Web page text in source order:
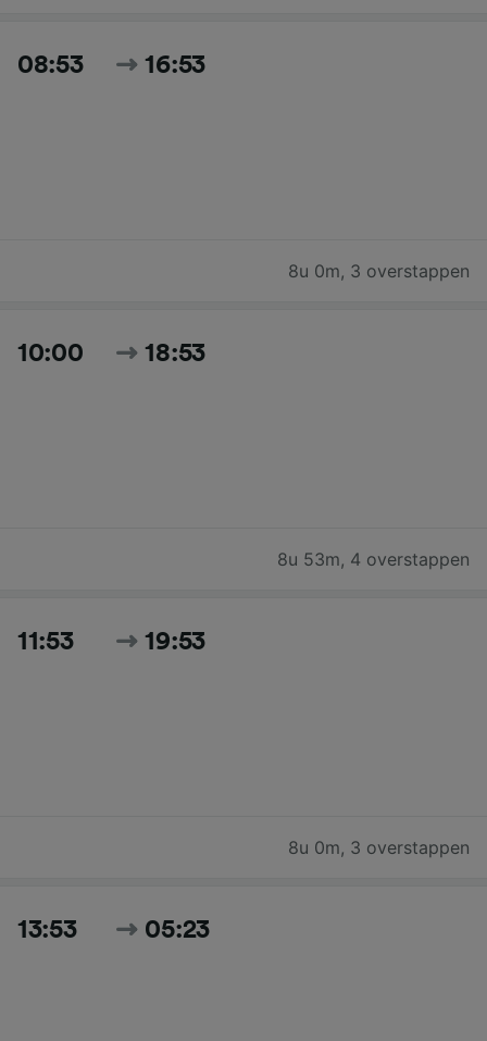
08:53 16:53
8u 0m, 3 overstappen
10:00 18:53
8u 53m, 4 overstappen
11:53 19:53
8u 0m, 3 overstappen
13:53 05:23